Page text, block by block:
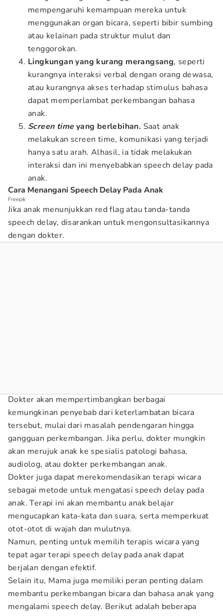
mempengaruhi kemampuan mereka untuk
menggunakan organ bicara, seperti bibir sumbing
atau kelainan pada struktur mulut dan
tenggorokan.
Lingkungan yang kurang merangsang, seperti
kurangnya interaksi verbal dengan orang dewasa,
atau kurangnya akses terhadap stimulus bahasa
dapat memperlambat perkembangan bahasa
anak.
Screen timeyang berlebihan. Saat anak
melakukan screen time, komunikasi yang terjadi
hanya satu arah. Alhasil, ia tidak melakukan
interaksi dan ini menyebabkan speech delay pada
anak.
Cara Menangani Speech Delay Pada Anak
Freepik
Jika anak menunjukkan red flag atau tanda-tanda
speech delay, disarankan untuk mengonsultasikannya
dengan dokter.
Dokter akan mempertimbangkan berbagai
kemungkinan penyebab dari keterlambatan bicara
tersebut, mulai dari masalah pendengaran hingga
gangguan perkembangan. Jika perlu, dokter mungkin
akan merujuk anak ke spesialis patologi bahasa,
audiolog, atau dokter perkembangan anak.
Dokter juga dapat merekomendasikan terapi wicara
sebagai metode untuk mengatasi speech delay pada
anak. Terapi ini akan membantu anak belajar
mengucapkan kata-kata dan suara, serta memperkuat
otot-otot di wajah dan mulutnya.
Namun, penting untuk memilih terapis wicara yang
tepat agar terapi speech delay pada anak dapat
berjalan dengan efektif.
Selain itu, Mama juga memiliki peran penting dalam
membantu perkembangan bicara dan bahasa anak yang
mengalami speech delay. Berikut adalah beberapa